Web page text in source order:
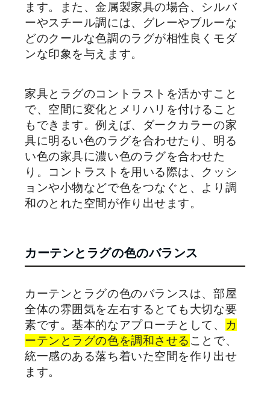
ます。また、金属製家具の場合、シルバ
ーやスチール調には、グレーやブルーな
どのクールな色調のラグが相性良くモダ
ンな印象を与えます。
家具とラグのコントラストを活かすこと
で、空間に変化とメリハリを付けること
もできます。例えば、ダークカラーの家
具に明るい色のラグを合わせたり、明る
い色の家具に濃い色のラグを合わせた
り。コントラストを用いる際は、クッシ
ョンや小物などで色をつなぐと、より調
和のとれた空間が作り出せます。
カーテンとラグの色のバランス
カーテンとラグの色のバランスは、部屋
全体の雰囲気を左右するとても大切な要
素です。基本的なアプローチとして、
カ
ーテンとラグの色を調和させる ことで、
統一感のある落ち着いた空間を作り出せ
ます。